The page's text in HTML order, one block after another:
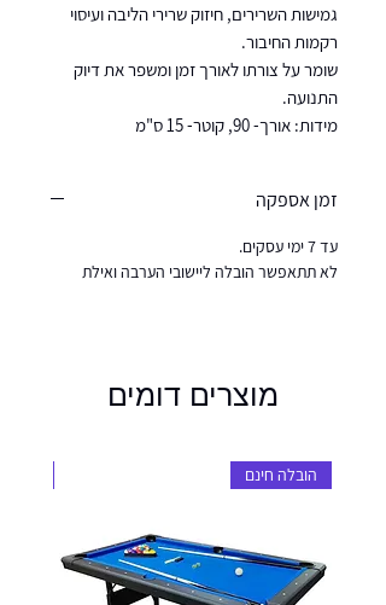
גמישות השרירים, חיזוק שרירי הליבה ועיסוי
רקמות החיבור.
שומר על צורתו לאורך זמן ומשפר את דיוק
התנועה.
מידות: אורך- 90, קוטר- 15 ס"מ
זמן אספקה
עד 7 ימי עסקים.
לא תתאפשר הובלה ליישובי הערבה ואילת
מוצרים דומים
הובלה חינם